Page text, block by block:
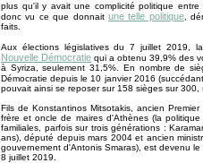
plus qu'il y avait une complicité politique entre
donc vu ce que donnait une telle politique,
faits.
Aux élections législatives du 7 juillet 2019,
Nouvelle Démocratie qui a obtenu 39,9% des
à Syriza, seulement 31,5%. En nombre de
Démocratie depuis le 10 janvier 2016
pouvait ainsi se reposer sur 158 sièges sur
Fils de Konstantinos Mitsotakis, ancien
frère et oncle de maires d'Athènes (la
familiales, parfois sur trois générations :
ans), député depuis mars 2004 et ancien
gouvernement d'Antonis Smaras), est devenu
8 juillet 2019.